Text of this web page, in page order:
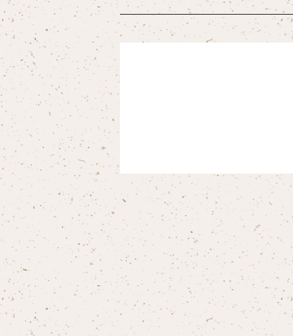
スタイ
Tシャツ（半袖）
【hibiscus】
【I love】
【onepoint】
【EVENT ※期間限定商品】
【balancing typo】
【resort】
【motif】
ポロシャツ
【emblem_basic】
【emblem_chara】
【crest】
シャツ
アロハシャツ
ボタンダウン半袖シャツ
パーカー
プルオーバーパーカー
トレーナー
トートバッグ
ジュートバッグ
サコッシュ
ポシェット
バックパック・リュック
オカピ
スマトラトラ
ホッキョクグマ
弦うさぎ
ジョー
ハンナ
マルゴー
ムートン
ベルガモット
ローズマリー
ペパーミント
パーカッション
ドール
ナマケモノ
リトルシスタードール
ズーラシアンフィルハーモニー管弦楽団
コビトカバ
ジャイアントパンダ
はたらくトリ
セクション